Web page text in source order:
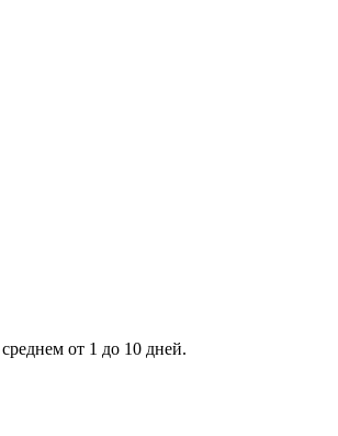
от 1 до 10 дней.